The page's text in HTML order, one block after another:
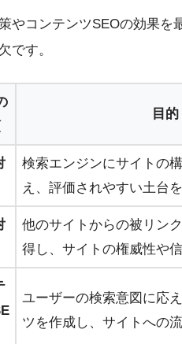
やコンテンツSEOの効果を
です。
目的
検索エンジンにサイトの
え、評価されやすい土台
他のサイトからの被リン
得し、サイトの権威性や
ユーザーの検索意図に応
ツを作成し、サイトへの